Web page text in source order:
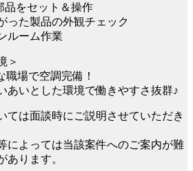
品をセット＆操作
った製品の外観チェック
ルーム作業
＞
場で空調完備！
あいとした環境で働きやすさ抜群♪
ては面談時にご説明させていただき
によっては当該案件へのご案内が難
あります。